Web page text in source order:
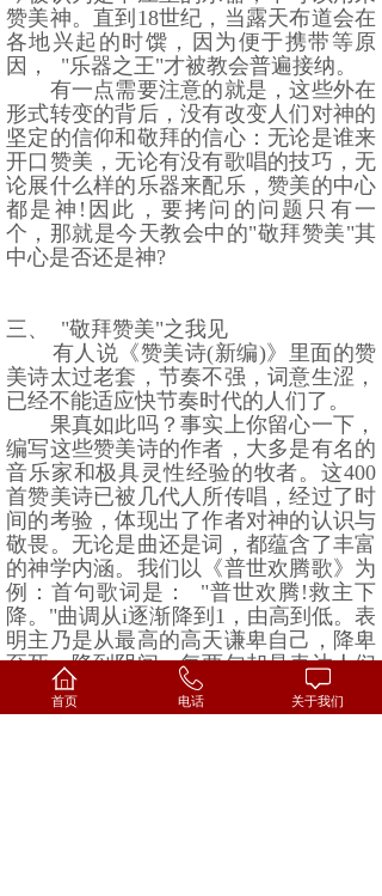
赞美神。直到 18世纪，当露天布道会在
各地兴起的时馔，因为便于携带等原
因，
"乐器之王"才被教会普遍接纳。
有一点需要注意的就是，这些外在
形式转变的背后，没有改变人们对神的
坚定的信仰和敬拜的信心：无论是谁来
开口赞美，无论有没有歌唱的技巧，无
论展什么样的乐器来配乐，赞美的中心
都是神 ! 因此，要拷问的问题只有一
个，那就是今天教会中的"敬拜赞美"其
中心是否还是神?
三、 "敬拜赞美"之我见
有人说《赞美诗(新编)》里面的赞
美诗太过老套，节奏不强，词意生涩，
已经不能适应快节奏时代的人们了。
果真如此吗？事实上你留心一下，
编写这些赞美诗的作者，大多是有名的
音乐家和极具灵性经验的牧者。这400
首赞美诗已被几代人所传唱，经过了时
间的考验，体现出了作者对神的认识与
敬畏。无论是曲还是词，都蕴含了丰富
的神学内涵。我们以《普世欢腾歌》为
例：首句歌词是：
"普世欢腾 !救主下
降。 "曲调从i逐渐降到 1 ，由高到低。表
明主乃是从最高的高天谦卑自己，降卑
至死，降到阴间。每两句却是表达人们
因迎接这位君王生命而被改变和提升，
所以后半句从5升到i，由低到高。词与
首页 电话 关于我们